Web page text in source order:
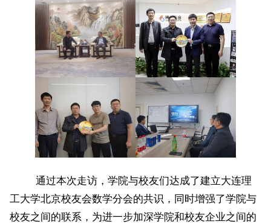
通过本次走访，学院与校友们达成了建立大连理
工大学北京校友会数学分会的共识，同时增强了学院与
校友之间的联系，为进一步加深学院和校友企业之间的